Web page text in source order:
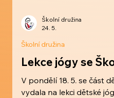
Školní družina
Školní družina
Lekce jógy se